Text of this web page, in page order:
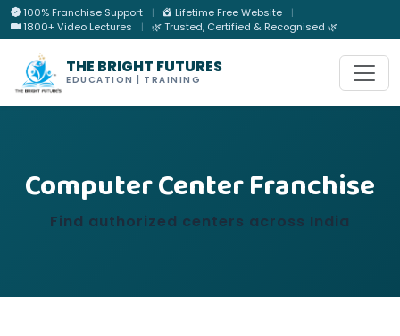
100% Franchise Support | Lifetime Free Website
|
1800+ Video Lectures
| 🌿 Trusted, Certified & Recognised 🌿
THE BRIGHT FUTURES
EDUCATION | TRAINING
Computer Center Franchise
Find authorized centers across India